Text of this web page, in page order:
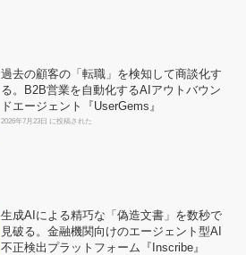
過去の顧客の「転職」を検知して商談化す
る。B2B営業を自動化するAIアウトバウン
ドエージェント『UserGems』
2026年7月23日 に投稿された
生成AIによる精巧な「偽造文書」を数秒で
見破る。金融機関向けのエージェント型AI
不正検出プラットフォーム『Inscribe』